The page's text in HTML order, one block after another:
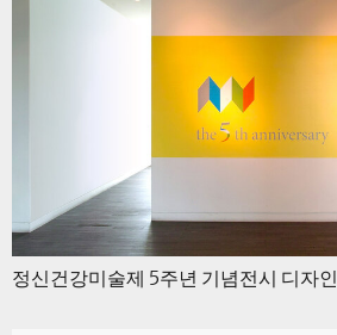
정신건강미술제 5주년 기념전시 디자인